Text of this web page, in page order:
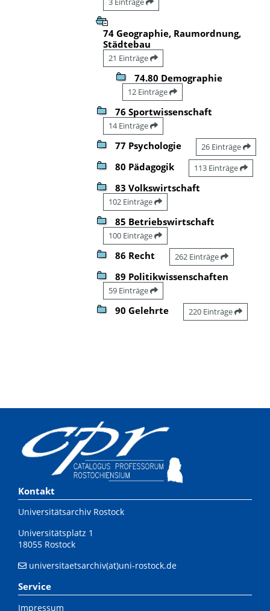
74 Geographie, Raumordnung,
Städtebau
21 Einträge
74.80 Demographie
12 Einträge
76 Sportwissenschaft
14 Einträge
77 Psychologie 26 Einträge
80 Pädagogik 113 Einträge
83 Volkswirtschaft
102 Einträge
85 Betriebswirtschaft
100 Einträge
86 Recht 262 Einträge
89 Politikwissenschaften
59 Einträge
90 Gelehrte 220 Einträge
Kontakt
Universitätsarchiv Rostock
Universitätsplatz 1
18055 Rostock
universitaetsarchiv(at)uni-rostock.de
Service
Impressum